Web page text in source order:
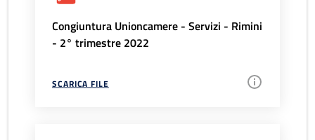
Congiuntura Unioncamere - Servizi - Rimini
- 2° trimestre 2022
SCARICA FILE